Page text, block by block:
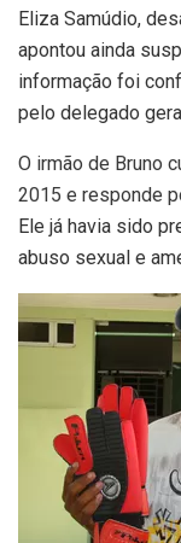
Eliza Samúdio,
apontou ainda
informação foi
pelo delegado
O irmão de Bruno
2015 e responde
Ele já havia sido
abuso sexual e